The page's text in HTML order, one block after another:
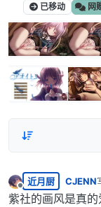
已移动 网
离线
近月厨 CJENN
紫社的画风是真